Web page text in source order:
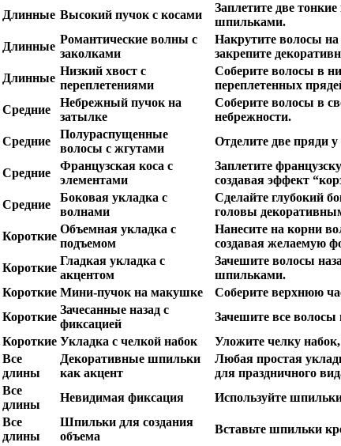
Длинные Высокий пучок с косами
Заплетите две
шпильками.
Длинные
Романтические волны с
заколками
Накрутите волосы на
закрепите
Длинные
Низкий хвост с
переплетениями
Соберите волосы в
переплетенных
Средние
Небрежный пучок на
затылке
Соберите волосы в
небрежности.
Средние
Полураспущенные
волосы с жгутами
Отделите две пряди
Средние
Французская коса с
элементами
Заплетите
создавая эффект
Средние
Боковая укладка с
волнами
Сделайте глубокий
головы
Короткие
Объемная укладка с
подъемом
Нанесите на корни
создавая желаемую
Короткие
Гладкая укладка с
акцентом
Зачешите волосы
шпильками.
Короткие Мини-пучок на макушке
Соберите верхнюю
Короткие
Зачесанные назад с
фиксацией
Зачешите все
Короткие Укладка с челкой набок
Уложите челку
Все
длины
Декоративные шпильки
как акцент
Любая простая
для праздничного
Все
длины
Невидимая фиксация
Используйте
Все
длины
Шпильки для создания
объема
Вставьте шпильки